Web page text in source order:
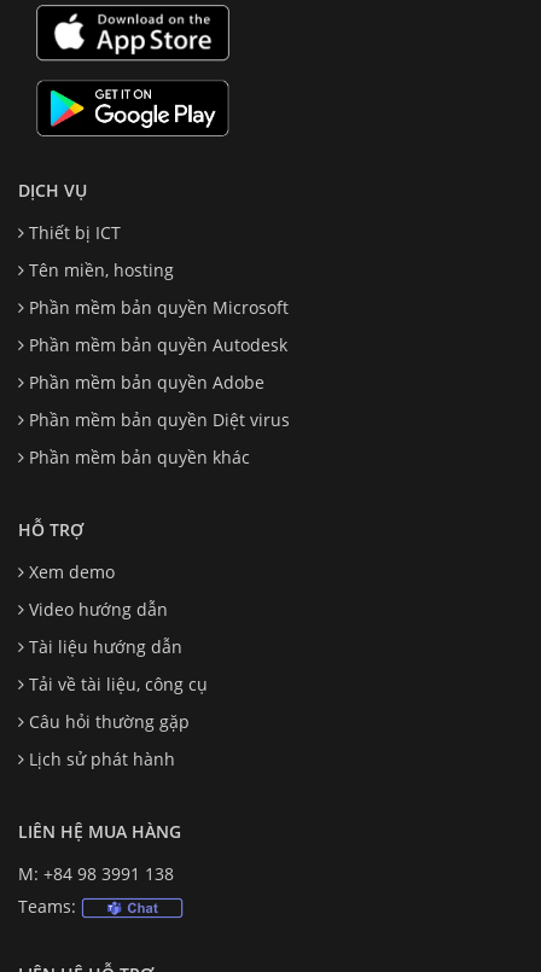
DỊCH VỤ
Thiết bị ICT
Tên miền, hosting
Phần mềm bản quyền Microsoft
Phần mềm bản quyền Autodesk
Phần mềm bản quyền Adobe
Phần mềm bản quyền Diệt virus
Phần mềm bản quyền khác
HỖ TRỢ
Xem demo
Video hướng dẫn
Tài liệu hướng dẫn
Tải về tài liệu, công cụ
Câu hỏi thường gặp
Lịch sử phát hành
LIÊN HỆ MUA HÀNG
M: +84 98 3991 138
Teams: